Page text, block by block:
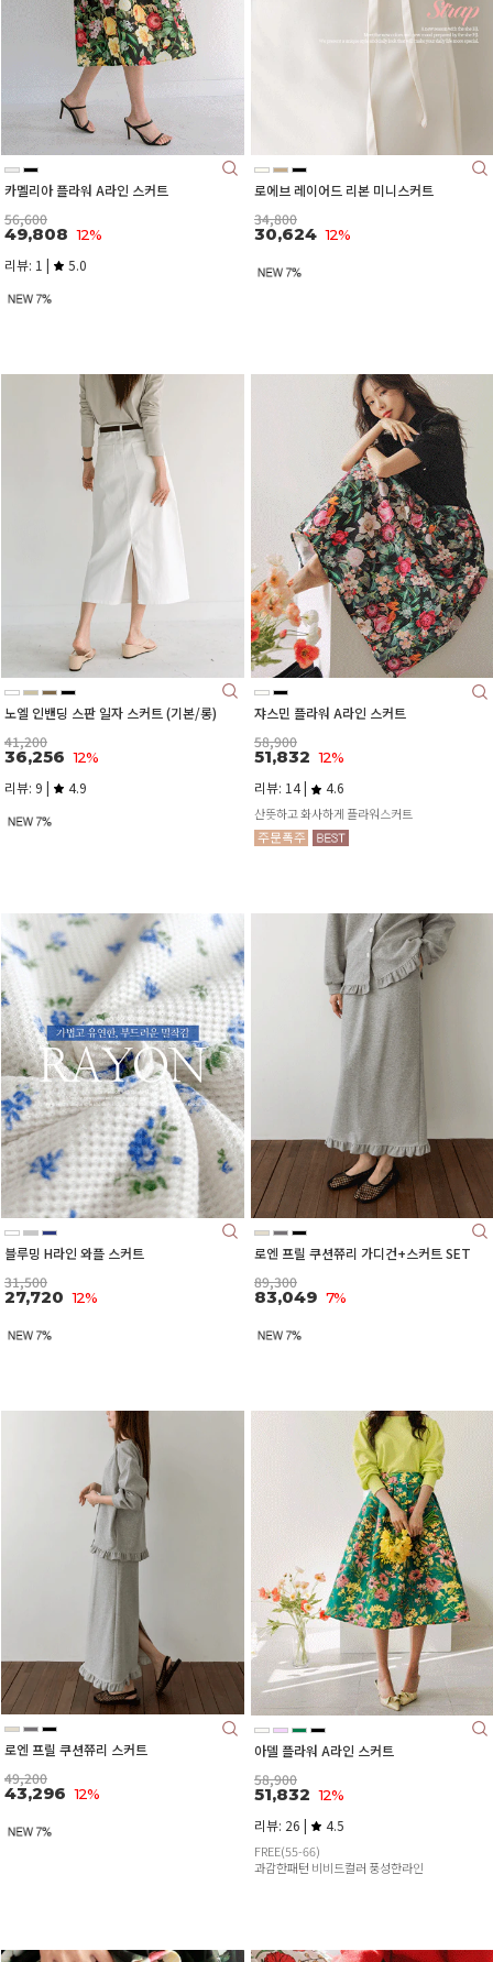
카멜리아 플라워 A라인 스커트
56,600
49,808 12%
리뷰: 1 | 5.0
로에브 레이어드 리본 미니스커트
34,800
30,624 12%
노엘 인밴딩 스판 일자 스커트 (기본/롱)
41,200
36,256 12%
리뷰: 9 | 4.9
쟈스민 플라워 A라인 스커트
58,900
51,832 12%
리뷰: 14 | 4.6
산뜻하고 화사하게 플라워스커트
블루밍 H라인 와플 스커트
31,500
27,720 12%
로엔 프릴 쿠션쮸리 가디건+스커트 SET
89,300
83,049 7%
로엔 프릴 쿠션쮸리 스커트
49,200
43,296 12%
아델 플라워 A라인 스커트
58,900
51,832 12%
리뷰: 26 | 4.5
FREE(55-66)
과감한패턴 비비드컬러 풍성한라인